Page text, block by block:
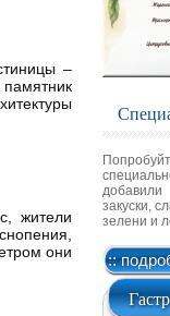
–
жители
они
закуски,
зелени и
::